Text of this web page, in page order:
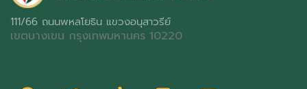
111/66 ถนนพหลโยธิน แขวงอนุสาวรีย์
เขตบางเขน กรุงเทพมหานคร 10220